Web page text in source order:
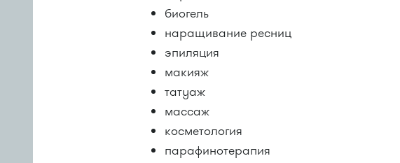
биогель
наращивание ресниц
эпиляция
макияж
татуаж
массаж
косметология
парафинотерапия